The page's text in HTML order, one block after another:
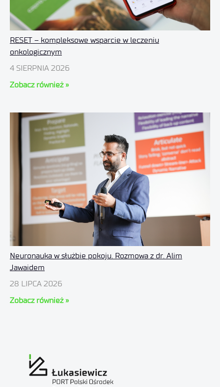
RESET – kompleksowe wsparcie w leczeniu
onkologicznym
4 SIERPNIA 2026
Zobacz również »
Neuronauka w służbie pokoju. Rozmowa z dr. Alim
Jawaidem
28 LIPCA 2026
Zobacz również »